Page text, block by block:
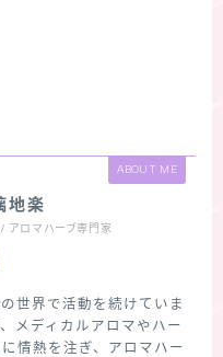
ABOUT ME
地楽
アロマハーブ専門家
世界で活動を続けていま
メディカルアロマやハー
情熱を注ぎ、アロマハー